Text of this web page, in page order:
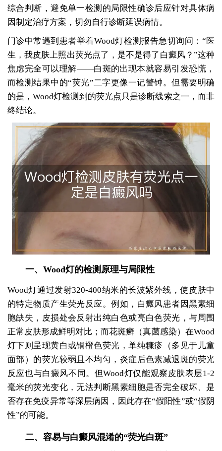
综合判断，避免单一检测的局限性确诊后应针对具体病
因制定治疗方案，切勿自行诊断延误病情。
门诊中常遇到患者举着Wood灯检测报告急切询问：“医
生，我皮肤上照出荧光点了，是不是得了白癜风？”这种
焦虑完全可以理解——白斑的出现本就容易引发恐慌，
而检测结果中的“荧光”二字更像一记警钟。但需要明确
的是，Wood灯检测到的荧光点只是诊断线索之一，而非
终结论。
一、Wood灯的检测原理与局限性
Wood灯通过发射320-400纳米的长波紫外线，使皮肤中
的特定物质产生荧光反应。例如，白癜风患者因黑素细
胞缺失，皮损处会反射出纯白色或亮白色荧光，与周围
正常皮肤形成鲜明对比；而花斑癣（真菌感染）在Wood
灯下则呈现黄白或铜橙色荧光，单纯糠疹（多见于儿童
面部）的荧光较弱且不均匀，炎症后色素减退斑的荧光
反应也与白癜风不同。但Wood灯仅能观察皮肤表层1-2
毫米的荧光变化，无法判断黑素细胞是否完全破坏、是
否存在免疫异常等深层病因，因此存在“假阳性”或“假阴
性”的可能。
二、容易与白癜风混淆的“荧光白斑”